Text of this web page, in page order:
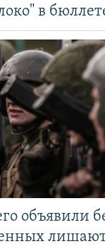
в
объявили